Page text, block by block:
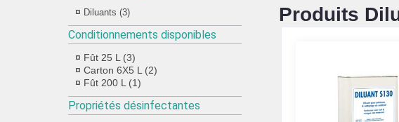
Diluants (3)
Conditionnements disponibles
Fût 25 L (3)
Carton 6X5 L (2)
Fût 200 L (1)
Propriétés désinfectantes
Produits